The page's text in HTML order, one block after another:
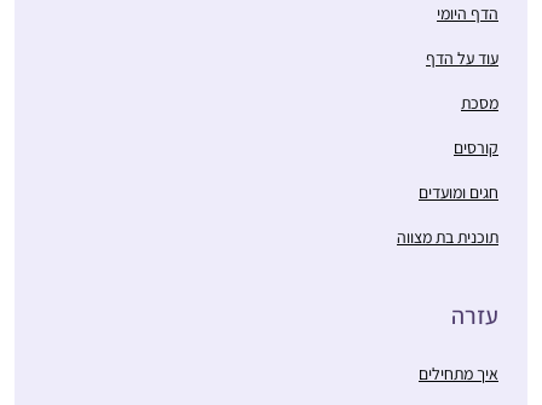
הדף היומי
עוד על הדף
מסכת
קורסים
חגים ומועדים
תוכנית בת מצווה
עזרה
איך מתחילים